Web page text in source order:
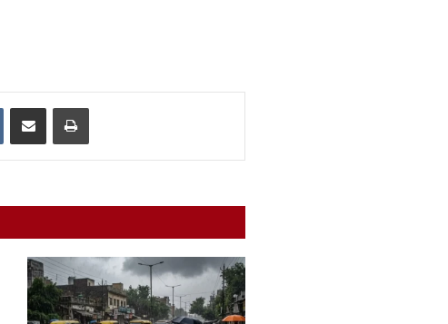
VKontakteShare via Email Print